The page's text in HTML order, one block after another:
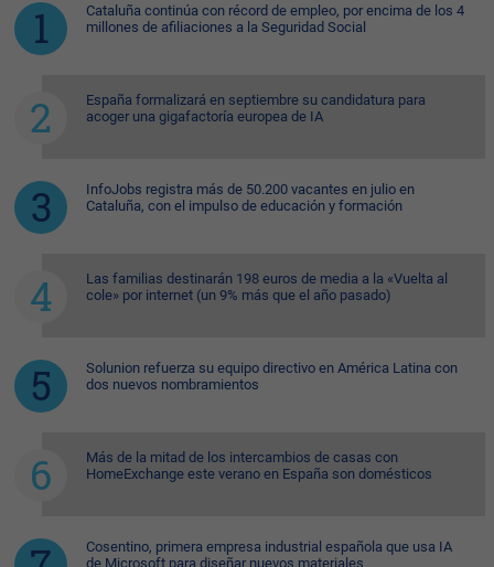
Cataluña continúa con récord de empleo, por encima de los 4
millones de afiliaciones a la Seguridad Social
España formalizará en septiembre su candidatura para
acoger una gigafactoría europea de IA
InfoJobs registra más de 50.200 vacantes en julio en
Cataluña, con el impulso de educación y formación
Las familias destinarán 198 euros de media a la «Vuelta al
cole» por internet (un 9% más que el año pasado)
Solunion refuerza su equipo directivo en América Latina con
dos nuevos nombramientos
Más de la mitad de los intercambios de casas con
HomeExchange este verano en España son domésticos
Cosentino, primera empresa industrial española que usa IA
de Microsoft para diseñar nuevos materiales